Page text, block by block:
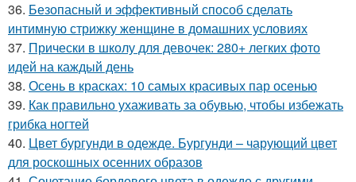
36. Безопасный и эффективный способ сделать
интимную стрижку женщине в домашних условиях
37. Прически в школу для девочек: 280+ легких фото
идей на каждый день
38. Осень в красках: 10 самых красивых пар осенью
39. Как правильно ухаживать за обувью, чтобы избежать
грибка ногтей
40. Цвет бургунди в одежде. Бургунди – чарующий цвет
для роскошных осенних образов